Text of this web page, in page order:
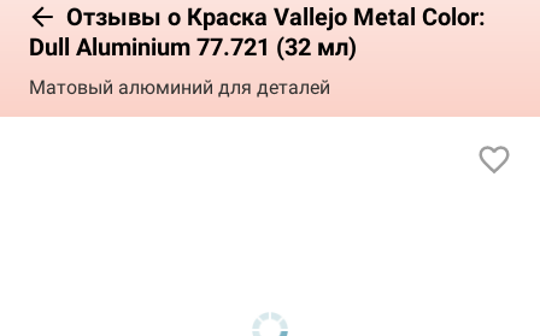
Отзывы о Краска Vallejo Metal Color:
Dull Aluminium 77.721 (32 мл)
Матовый алюминий для деталей